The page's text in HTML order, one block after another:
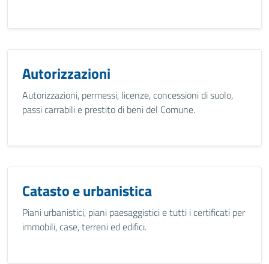
Autorizzazioni
Autorizzazioni, permessi, licenze, concessioni di suolo,
passi carrabili e prestito di beni del Comune.
Catasto e urbanistica
Piani urbanistici, piani paesaggistici e tutti i certificati per
immobili, case, terreni ed edifici.